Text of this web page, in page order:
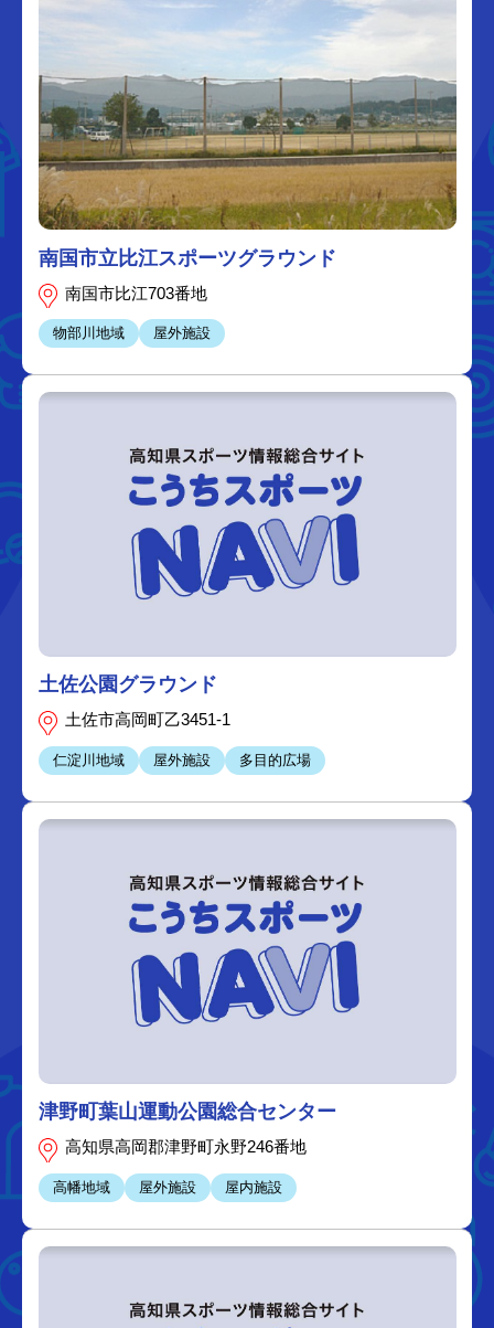
南国市立比江スポーツグラウンド
南国市比江703番地
物部川地域 屋外施設
土佐公園グラウンド
土佐市高岡町乙3451-1
仁淀川地域 屋外施設 多目的広場
津野町葉山運動公園総合センター
高知県高岡郡津野町永野246番地
高幡地域 屋外施設 屋内施設